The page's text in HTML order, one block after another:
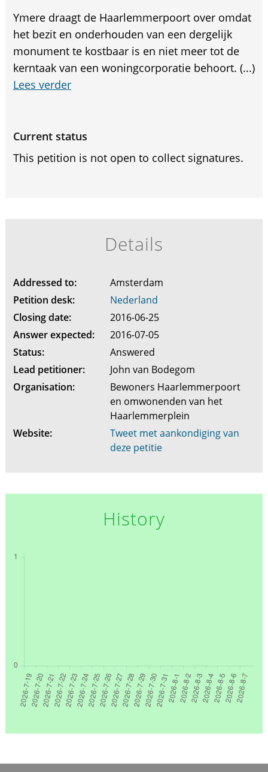
Ymere draagt de Haarlemmerpoort over omdat
het bezit en onderhouden van een dergelijk
monument te kostbaar is en niet meer tot de
kerntaak van een woningcorporatie behoort. (...)
Lees verder
Current status
This petition is not open to collect signatures.
Details
Addressed to:
Amsterdam
Petition desk:
Nederland
Closing date:
2016-06-25
Answer expected:
2016-07-05
Status:
Answered
Lead petitioner:
John van Bodegom
Organisation:
Bewoners Haarlemmerpoort
en omwonenden van het
Haarlemmerplein
Website:
Tweet met aankondiging van
deze petitie
History